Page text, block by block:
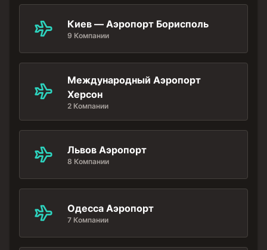
Киев — Аэропорт Борисполь
9 Компании
Международный Аэропорт
Херсон
2 Компании
Львов Аэропорт
8 Компании
Одесса Аэропорт
7 Компании